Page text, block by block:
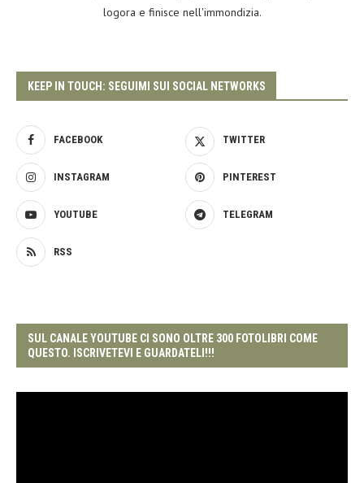
logora e finisce nell'immondizia.
KEEP IN TOUCH: SEGUIMI SUI SOCIAL NETWORKS
FACEBOOK TWITTER
INSTAGRAM PINTEREST
YOUTUBE TELEGRAM
RSS
SUL CANALE YOUTUBE CI SONO OLTRE 300 FOTOLIBRI COME
QUESTO. ISCRIVETEVI E GUARDATELI!!!